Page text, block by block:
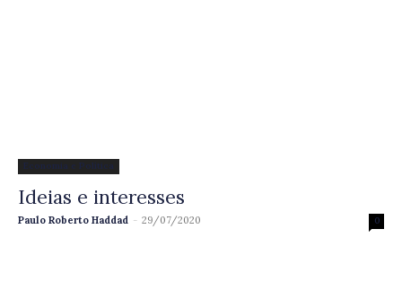
Economia e Política
Ideias e interesses
Paulo Roberto Haddad - 29/07/2020 0